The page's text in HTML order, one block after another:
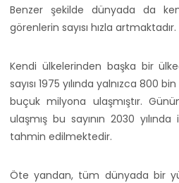
Benzer şekilde dünyada da
görenlerin sayısı hızla artmaktadır.
Kendi ülkelerinden başka bir
sayısı 1975 yılında yalnızca 800
buçuk milyona ulaşmıştır.
ulaşmış bu sayının 2030
tahmin edilmektedir.
Öte yandan, tüm dünyada bir